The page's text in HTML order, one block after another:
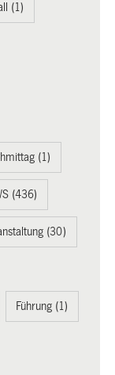
(1)
(1)
(436)
(30)
Führung (1)